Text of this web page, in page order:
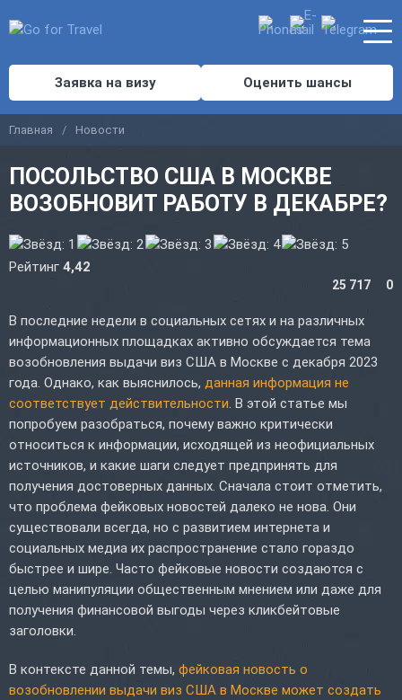
Заявка на визу Оценить шансы
Главная Новости
ПОСОЛЬСТВО США В МОСКВЕ
ВОЗОБНОВИТ РАБОТУ В ДЕКАБРЕ?
Рейтинг 4,42
25 717 0
В последние недели в социальных сетях и на различных
информационных площадках активно обсуждается тема
возобновления выдачи виз США в Москве с декабря 2023
года. Однако, как выяснилось, данная информация не
соответствует действительности . В этой статье мы
попробуем разобраться, почему важно критически
относиться к информации, исходящей из неофициальных
источников, и какие шаги следует предпринять для
получения достоверных данных. Сначала стоит отметить,
что проблема фейковых новостей далеко не нова. Они
существовали всегда, но с развитием интернета и
социальных медиа их распространение стало гораздо
быстрее и шире. Часто фейковые новости создаются с
целью манипуляции общественным мнением или даже для
получения финансовой выгоды через кликбейтовые
заголовки.
В контексте данной темы, фейковая новость о
возобновлении выдачи виз США в Москве может создать